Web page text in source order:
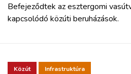
Befejeződtek az esztergomi
kapcsolódó közúti beruházások.
Közút Infrastruktúra